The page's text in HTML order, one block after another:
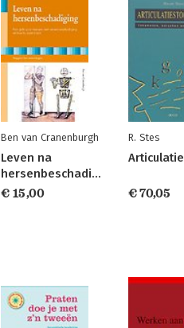
Ben van Cranenburgh
Leven na
hersenbeschadiging
€ 15,00
R. Stes
€ 70,05